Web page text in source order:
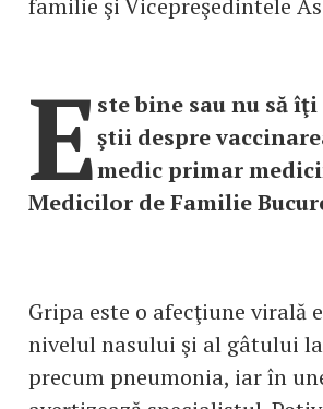
familie şi Vicepreşedintele
Este bine sau nu să
ştii despre
medic primar
Medicilor de Familie
Gripa este o afecţiune virală
nivelul nasului şi al gâtului
precum pneumonia, iar în